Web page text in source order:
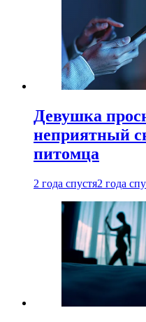
Девушка
неприятный
питомца
2 года спустя2 года